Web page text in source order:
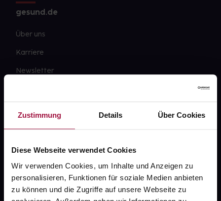
Zustimmung Details Über Cookies
Diese Webseite verwendet Cookies
Wir verwenden Cookies, um Inhalte und Anzeigen zu
personalisieren, Funktionen für soziale Medien anbieten
zu können und die Zugriffe auf unsere Webseite zu
gesund.de
Über uns
Karriere
Newsletter
Datenschutz
AGB
Impressum